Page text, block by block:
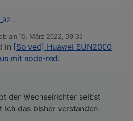
aus soweit ich das bisher verstanden
mir den aber selber. Ich habe mir
20 Sekunden lang in Listen und bilde
20 Sekunden den Mittelwert. Mit den
kann man dann weiterrechnen.
Export:
Export.txt
am 15. März 2022, 09:35
editiert von
in [Solved] Huawei SUN2000
mit node-red:
der Wechselrichter selbst
ich das bisher verstanden